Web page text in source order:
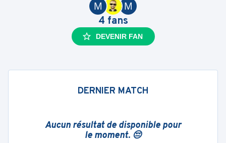
M
M
4 fans
DEVENIR FAN
DERNIER MATCH
Aucun résultat de disponible pour
le moment. 😔